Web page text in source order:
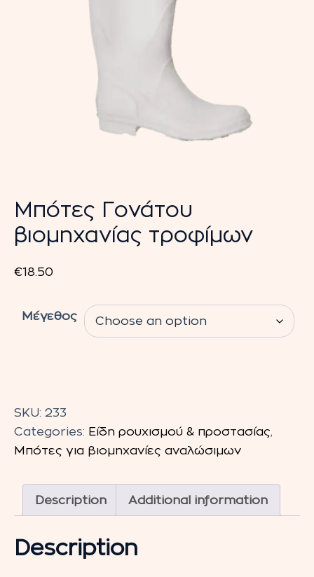
Μπότες Γονάτου
βιομηχανίας τροφίμων
€18.50
Μέγεθος
Γονάτου
βιομηχανίας
τροφίμων
SKU: 233
Categories: Είδη ρουχισμού & προστασίας,
Μπότες για βιομηχανίες αναλώσιμων
Description Additional information
Description